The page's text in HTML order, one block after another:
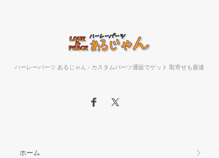
ハーレーパーツ あるじゃん - カスタムパーツ通販でゲット 取寄せも最速
ホーム